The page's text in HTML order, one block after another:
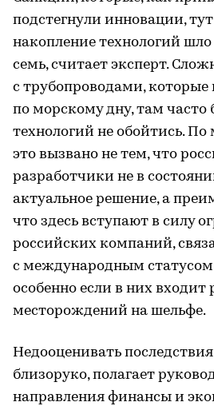
подстегнули инновации,
накопление технологий шло
семь, считает эксперт.
с трубопроводами,
по морскому дну, там часто
технологий не обойтись.
это вызвано не тем, что
разработчики не в
актуальное решение, а
что здесь вступают в силу
российских компаний,
с международным статусом
особенно если в них входит
месторождений на шельфе.
Недооценивать
близоруко, полагает
направления финансы и